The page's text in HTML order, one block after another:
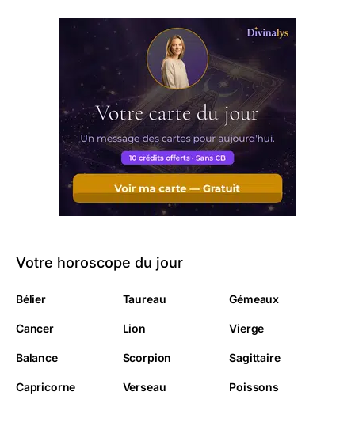
Votre horoscope du jour
Bélier Taureau Gémeaux
Cancer Lion Vierge
Balance Scorpion Sagittaire
Capricorne Verseau Poissons